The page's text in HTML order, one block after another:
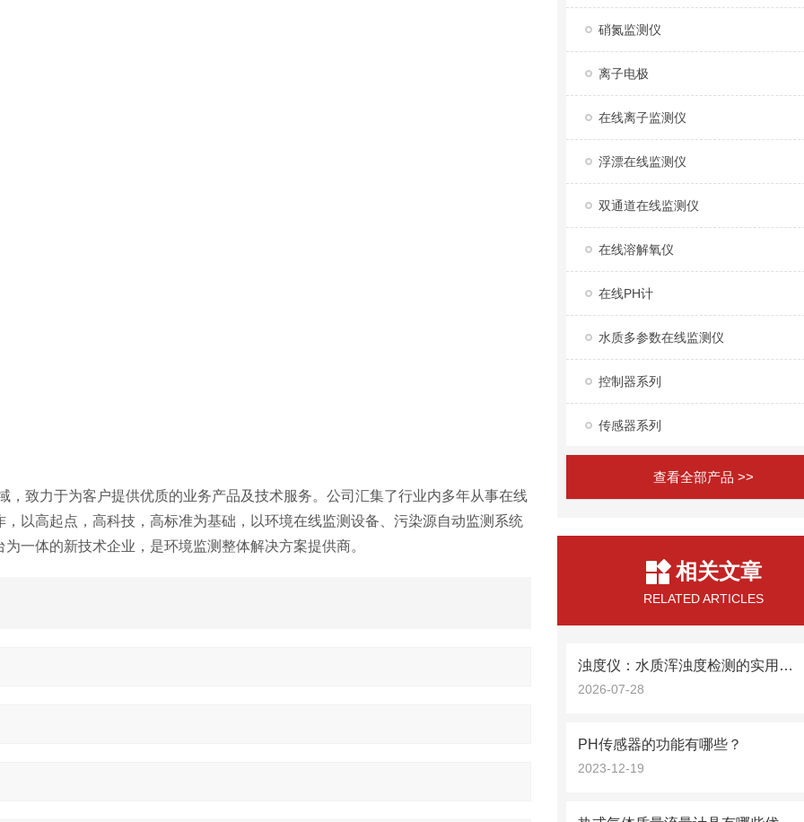
致力于为客户提供优质的业务产品及技术服务。公司汇集了行业内多年从事在线
以高起点，高科技， 高标准为基础，以环境在线监测设备、污染源自动监测系统
为一体的新技术企业，是环境监测整体解决方案提供商。
硝氮监测仪
离子电极
在线离子监测仪
浮漂在线监测仪
双通道在线监测仪
在线溶解氧仪
在线PH计
水质多参数在线监测仪
控制器系列
传感器系列
查看全部产品 >>
相关文章
RELATED ARTICLES
浊度仪：水质浑浊度检测的实用设备
2026-07-28
PH传感器的功能有哪些？
2023-12-19